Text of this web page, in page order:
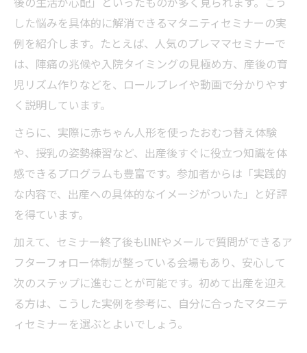
した悩みを具体的に解消できるマタニティセミナーの実
例を紹介します。たとえば、人気のプレママセミナーで
は、陣痛の兆候や入院タイミングの見極め方、産後の育
児リズム作りなどを、ロールプレイや動画で分かりやす
く説明しています。
さらに、実際に赤ちゃん人形を使ったおむつ替え体験
や、授乳の姿勢練習など、出産後すぐに役立つ知識を体
感できるプログラムも豊富です。参加者からは「実践的
な内容で、出産への具体的なイメージがついた」と好評
を得ています。
加えて、セミナー終了後もLINEやメールで質問ができるア
フターフォロー体制が整っている会場もあり、安心して
次のステップに進むことが可能です。初めて出産を迎え
る方は、こうした実例を参考に、自分に合ったマタニテ
ィセミナーを選ぶとよいでしょう。